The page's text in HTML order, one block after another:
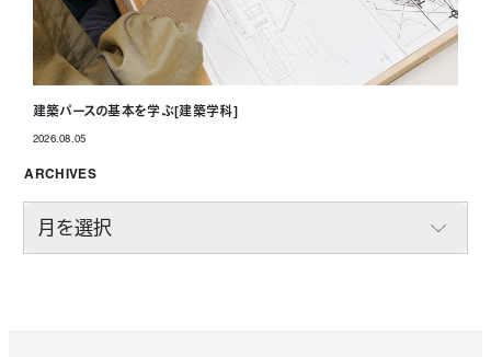
建築パースの基本を学ぶ[建築学科]
2026.08.05
ARCHIVES